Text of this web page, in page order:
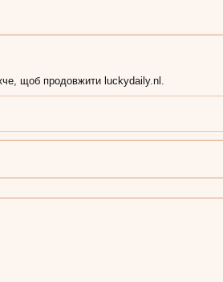
щоб продовжити luckydaily.nl.